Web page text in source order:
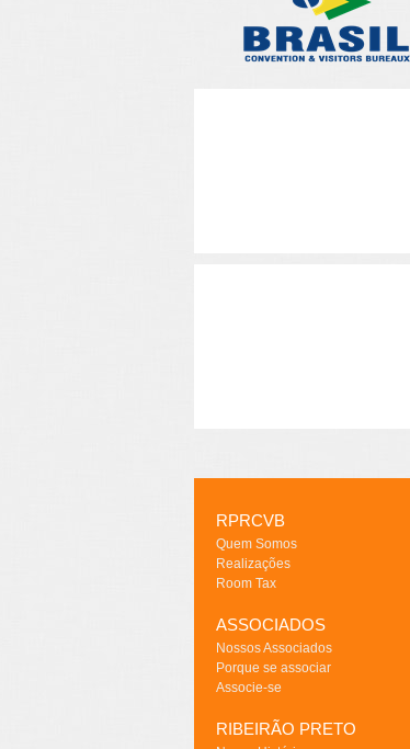
RPRCVB
Quem Somos
Realizações
Room Tax
ASSOCIADOS
Nossos Associados
Porque se associar
Associe-se
RIBEIRÃO PRETO